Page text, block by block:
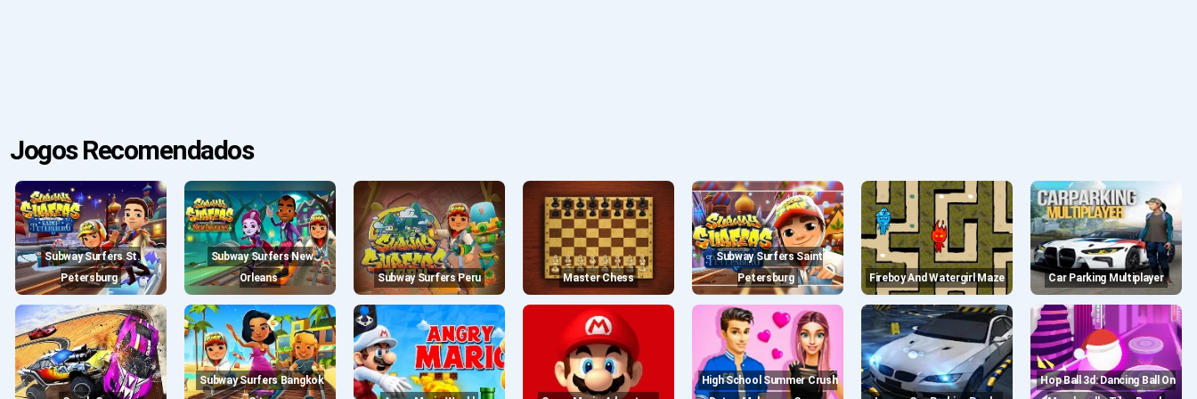
Jogos Recomendados
Subway Surfers St.
Petersburg
Subway Surfers New
Orleans
Subway Surfers Peru Master Chess
Subway Surfers Saint
Petersburg
Fireboy And Watergirl Maze Car Parking Multiplayer
Subway Surfers Bangkok
High School Summer Crush
Hop Ball 3d: Dancing Ball On